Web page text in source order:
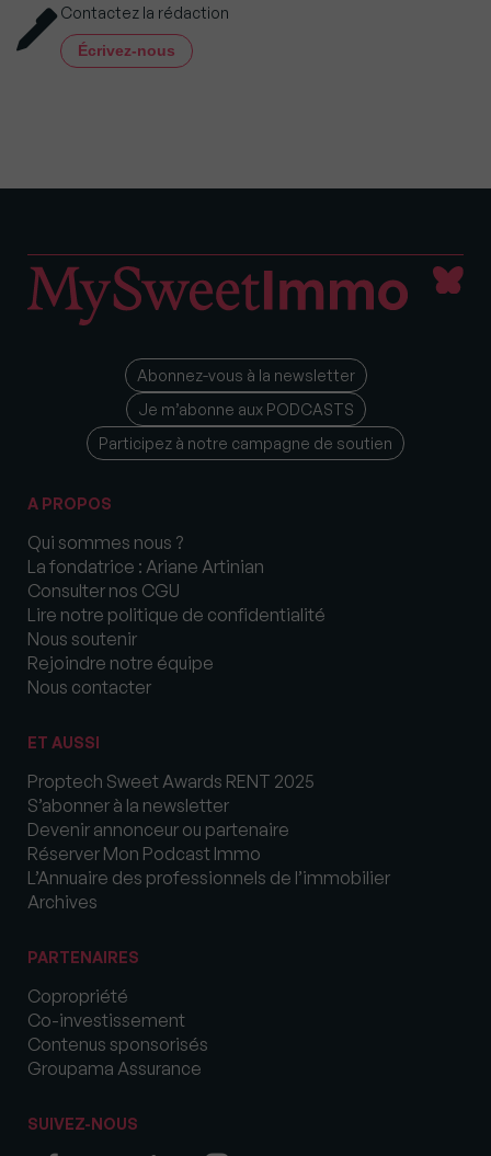
Contactez la rédaction
Écrivez-nous
Abonnez-vous à la newsletter
Je m’abonne aux PODCASTS
Participez à notre campagne de soutien
A PROPOS
Qui sommes nous ?
La fondatrice : Ariane Artinian
Consulter nos CGU
Lire notre politique de confidentialité
Nous soutenir
Rejoindre notre équipe
Nous contacter
ET AUSSI
Proptech Sweet Awards RENT 2025
S’abonner à la newsletter
Devenir annonceur ou partenaire
Réserver Mon Podcast Immo
L’Annuaire des professionnels de l’immobilier
Archives
PARTENAIRES
Copropriété
Co-investissement
Contenus sponsorisés
Groupama Assurance
SUIVEZ-NOUS